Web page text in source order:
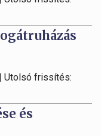
Utolsó frissítés:
és